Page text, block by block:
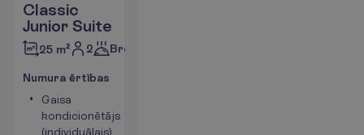
Classic
Junior Suite
25 m² 2 Brokastis
Numura ērtības
Gaisa
kondicionētājs
(individuālais)